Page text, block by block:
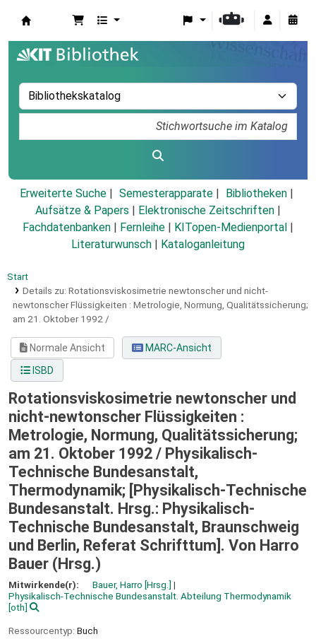
Erweiterte Suche Semesterapparate
Bibliotheken
Aufsätze & Papers
Elektronische Zeitschriften
Fachdatenbanken
Fernleihe KITopen-Medienportal
Literaturwunsch
Kataloganleitung
Start
Details zu: Rotationsviskosimetrie newtonscher und nicht-
newtonscher Flüssigkeiten : Metrologie, Normung, Qualitätssicherung;
am 21. Oktober 1992 /
Normale Ansicht
MARC-Ansicht
ISBD
Rotationsviskosimetrie newtonscher und
nicht-newtonscher Flüssigkeiten :
Metrologie, Normung, Qualitätssicherung;
am 21. Oktober 1992 / Physikalisch-
Technische Bundesanstalt,
Thermodynamik; [Physikalisch-Technische
Bundesanstalt. Hrsg.: Physikalisch-
Technische Bundesanstalt, Braunschweig
und Berlin, Referat Schrifttum]. Von Harro
Bauer (Hrsg.)
Mitwirkende(r): Bauer, Harro [Hrsg.]
Physikalisch-Technische Bundesanstalt. Abteilung Thermodynamik
[oth]
Ressourcentyp: Buch